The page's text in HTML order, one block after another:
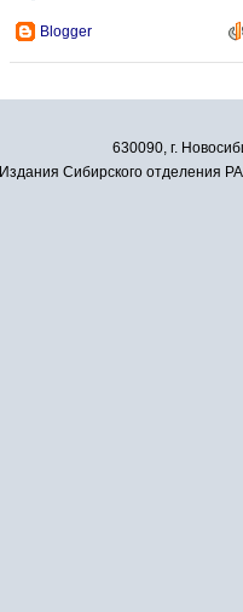
Blogger
630090, г.
Издания Сибирского отделения